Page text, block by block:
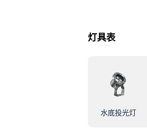
灯具表
水底投光灯